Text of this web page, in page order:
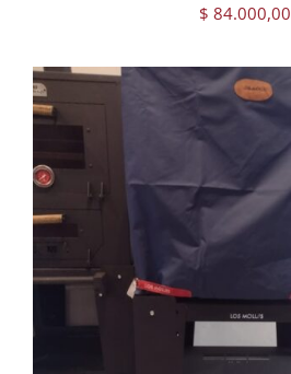
$ 84.000,00
AGREGAR AL CARRITO